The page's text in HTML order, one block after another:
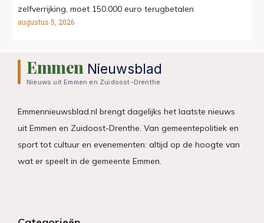
zelfverrijking, moet 150.000 euro terugbetalen
augustus 5, 2026
Emmen Nieuwsblad
Nieuws uit Emmen en Zuidoost-Drenthe
Emmennieuwsblad.nl brengt dagelijks het laatste nieuws
uit Emmen en Zuidoost-Drenthe. Van gemeentepolitiek en
sport tot cultuur en evenementen: altijd op de hoogte van
wat er speelt in de gemeente Emmen.